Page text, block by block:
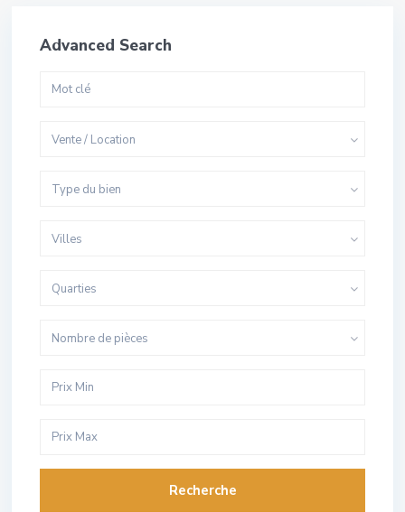
Advanced Search
Vente / Location
Type du bien
Villes
Quarties
Nombre de pièces
Recherche